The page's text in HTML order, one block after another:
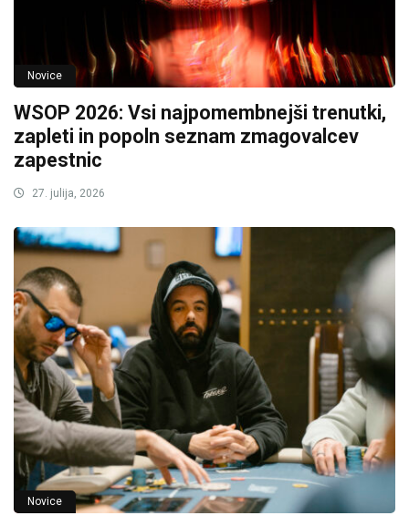
Novice
WSOP 2026: Vsi najpomembnejši trenutki,
zapleti in popoln seznam zmagovalcev
zapestnic
27. julija, 2026
Novice